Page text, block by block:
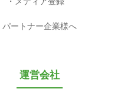
パートナー企業様へ
運営会社